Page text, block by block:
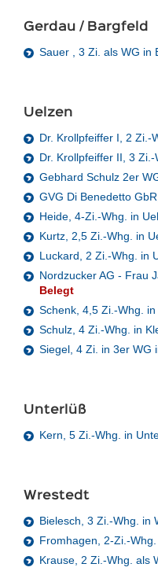
Gerdau / Bargfeld
Sauer , 3 Zi. als WG in
Uelzen
Dr. Krollpfeiffer I, 2 Zi.-
Dr. Krollpfeiffer II, 3
Gebhard Schulz 2er
GVG Di Benedetto
Heide, 4-Zi.-Whg. in
Kurtz, 2,5 Zi.-Whg. in
Luckard, 2 Zi.-Whg. in
Nordzucker AG - Frau
Belegt
Schenk, 4,5 Zi.-Whg. in
Schulz, 4 Zi.-Whg. in
Siegel, 4 Zi. in 3er WG
Unterlüß
Kern, 5 Zi.-Whg. in
Wrestedt
Bielesch, 3 Zi.-Whg. in
Fromhagen, 2-Zi.-
Krause, 2 Zi.-Whg. als